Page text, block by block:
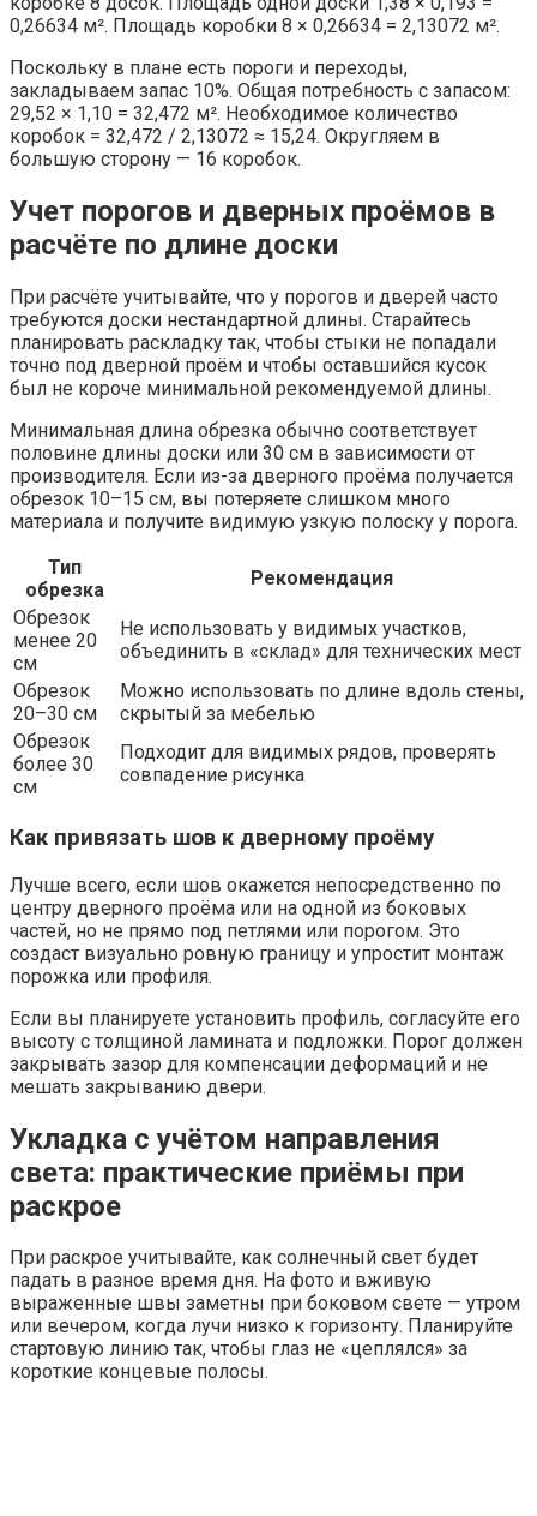
0,26634 м². Площадь коробки 8 × 0,26634 = 2,13072 м².
Поскольку в плане есть пороги и переходы,
закладываем запас 10%. Общая потребность с запасом:
29,52 × 1,10 = 32,472 м². Необходимое количество
коробок = 32,472 / 2,13072 ≈ 15,24. Округляем в
большую сторону — 16 коробок.
Учет порогов и дверных проёмов в
расчёте по длине доски
При расчёте учитывайте, что у порогов и дверей часто
требуются доски нестандартной длины. Старайтесь
планировать раскладку так, чтобы стыки не попадали
точно под дверной проём и чтобы оставшийся кусок
был не короче минимальной рекомендуемой длины.
Минимальная длина обрезка обычно соответствует
половине длины доски или 30 см в зависимости от
производителя. Если из-за дверного проёма получается
обрезок 10–15 см, вы потеряете слишком много
материала и получите видимую узкую полоску у порога.
Тип
обрезка
Рекомендация
Обрезок
менее 20
см
Не использовать у видимых участков,
объединить в «склад» для технических мест
Обрезок
20–30 см
Можно использовать по длине вдоль стены,
скрытый за мебелью
Обрезок
более 30
см
Подходит для видимых рядов, проверять
совпадение рисунка
Как привязать шов к дверному проёму
Лучше всего, если шов окажется непосредственно по
центру дверного проёма или на одной из боковых
частей, но не прямо под петлями или порогом. Это
создаст визуально ровную границу и упростит монтаж
порожка или профиля.
Если вы планируете установить профиль, согласуйте его
высоту с толщиной ламината и подложки. Порог должен
закрывать зазор для компенсации деформаций и не
мешать закрыванию двери.
Укладка с учётом направления
света: практические приёмы при
раскрое
При раскрое учитывайте, как солнечный свет будет
падать в разное время дня. На фото и вживую
выраженные швы заметны при боковом свете — утром
или вечером, когда лучи низко к горизонту. Планируйте
стартовую линию так, чтобы глаз не «цеплялся» за
короткие концевые полосы.